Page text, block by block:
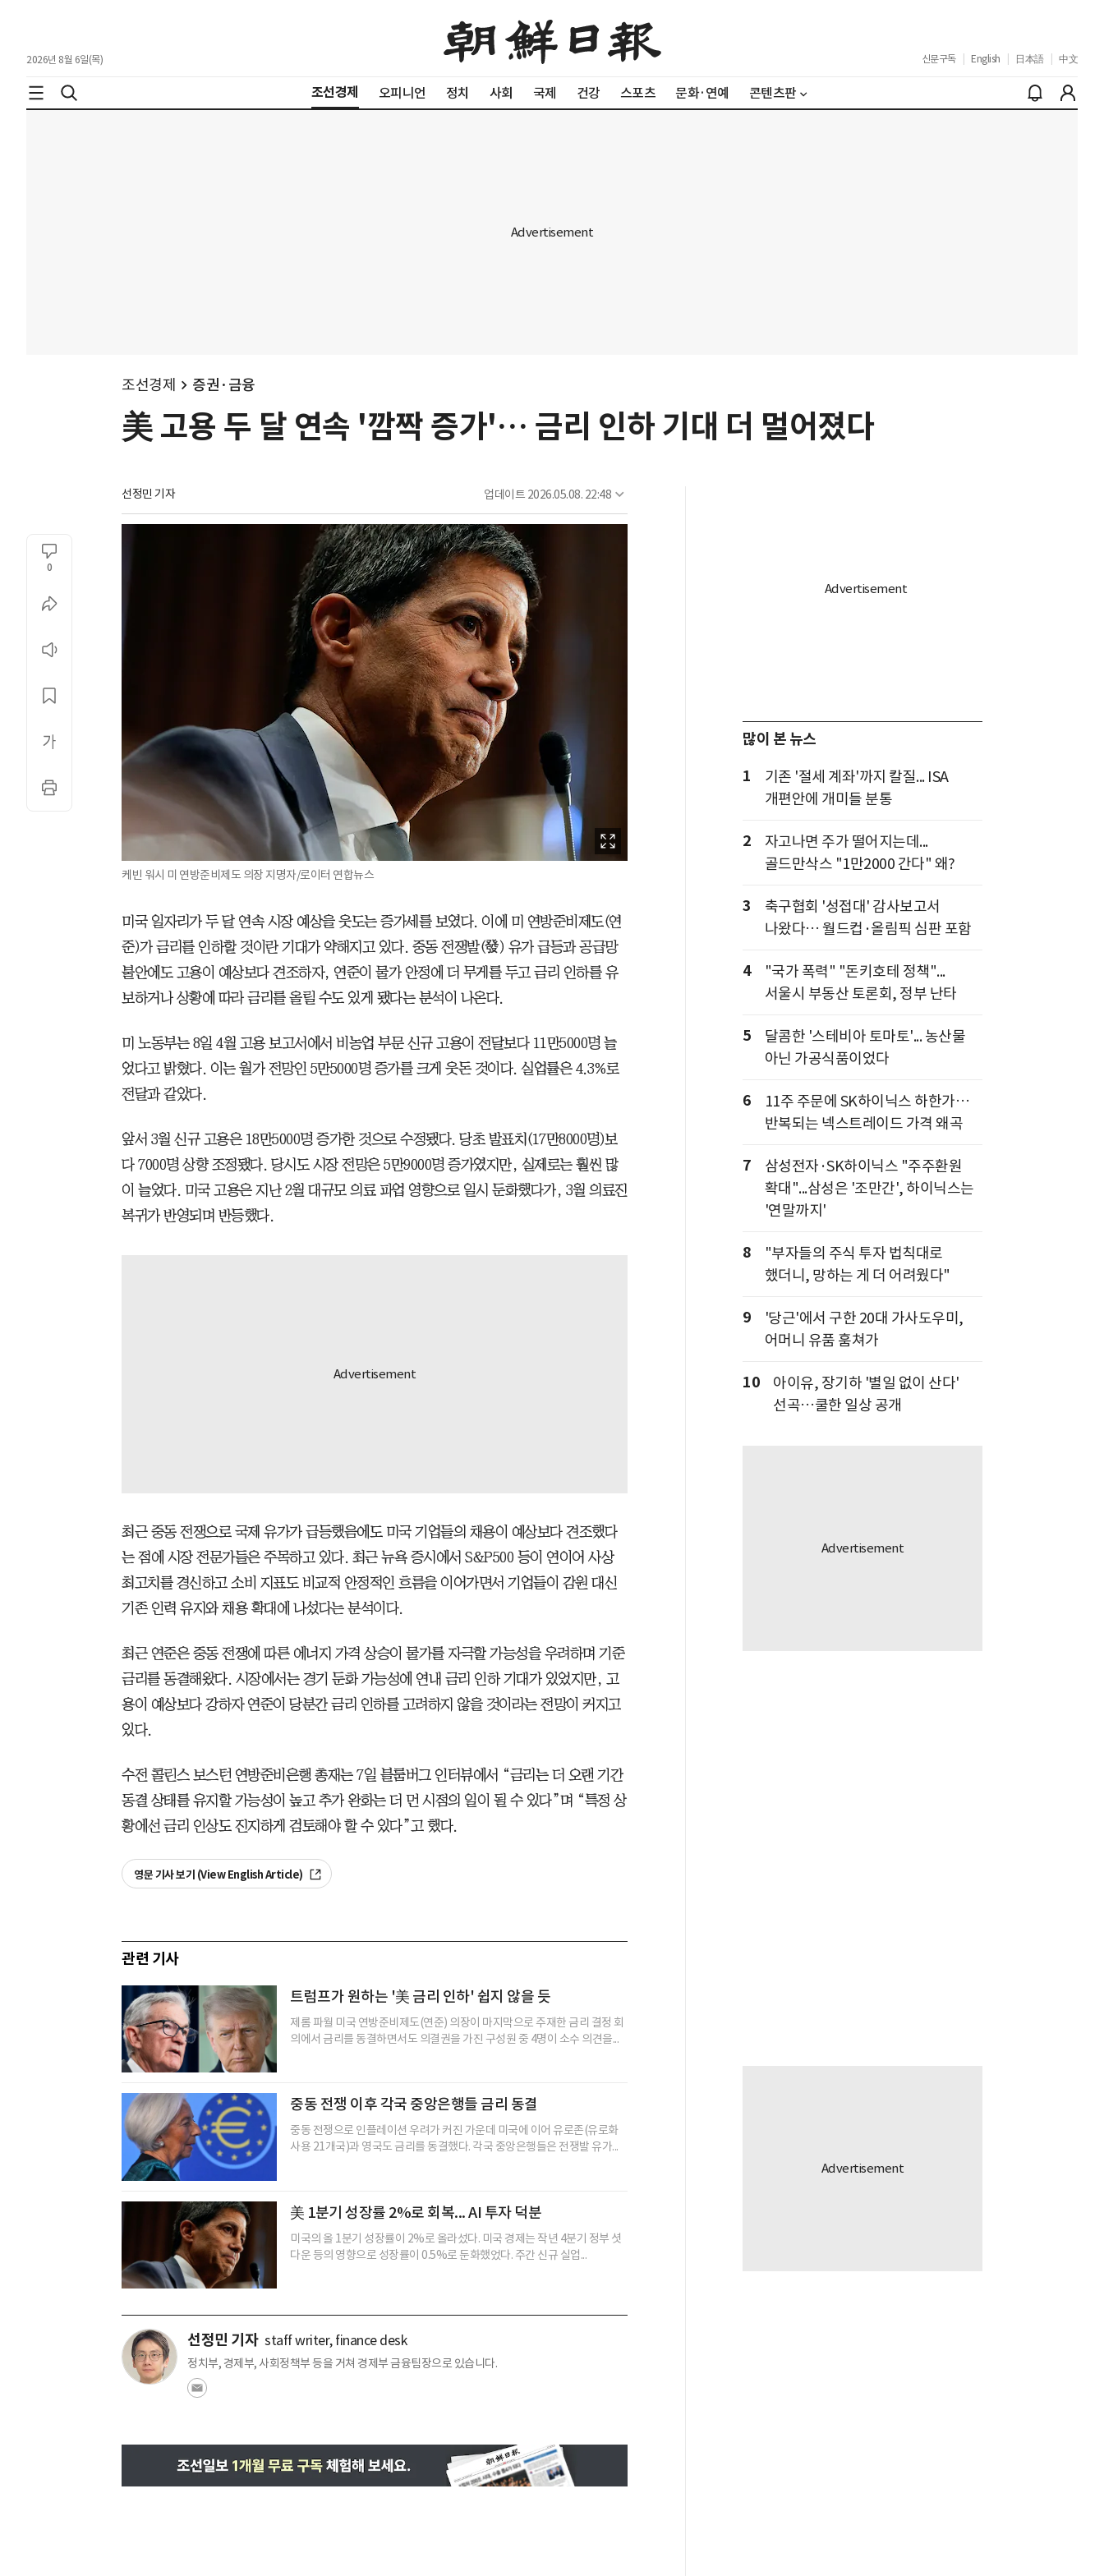
2026년 8월 6일(목) 신문구독 English 日本語 中文
조선경제 오피니언 정치 사회 국제 건강 스포츠 문화·연예 콘텐츠판
조선경제 증권·금융
美 고용 두 달 연속 '깜짝 증가'… 금리 인하 기대 더 멀어졌다
선정민 기자 업데이트 2026.05.08. 22:48
0
케빈 워시 미 연방준비제도 의장 지명자/로이터 연합뉴스
미국 일자리가 두 달 연속 시장 예상을 웃도는 증가세를 보였다. 이에 미 연방준비제도(연
준)가 금리를 인하할 것이란 기대가 약해지고 있다. 중동 전쟁발(發) 유가 급등과 공급망
불안에도 고용이 예상보다 견조하자, 연준이 물가 안정에 더 무게를 두고 금리 인하를 유
보하거나 상황에 따라 금리를 올릴 수도 있게 됐다는 분석이 나온다.
미 노동부는 8일 4월 고용 보고서에서 비농업 부문 신규 고용이 전달보다 11만5000명 늘
었다고 밝혔다. 이는 월가 전망인 5만5000명 증가를 크게 웃돈 것이다. 실업률은 4.3%로
전달과 같았다.
앞서 3월 신규 고용은 18만5000명 증가한 것으로 수정됐다. 당초 발표치(17만8000명)보
다 7000명 상향 조정됐다. 당시도 시장 전망은 5만9000명 증가였지만, 실제로는 훨씬 많
이 늘었다. 미국 고용은 지난 2월 대규모 의료 파업 영향으로 일시 둔화했다가, 3월 의료진
복귀가 반영되며 반등했다.
최근 중동 전쟁으로 국제 유가가 급등했음에도 미국 기업들의 채용이 예상보다 견조했다
는 점에 시장 전문가들은 주목하고 있다. 최근 뉴욕 증시에서 S&P500 등이 연이어 사상
최고치를 경신하고 소비 지표도 비교적 안정적인 흐름을 이어가면서 기업들이 감원 대신
기존 인력 유지와 채용 확대에 나섰다는 분석이다.
최근 연준은 중동 전쟁에 따른 에너지 가격 상승이 물가를 자극할 가능성을 우려하며 기준
금리를 동결해왔다. 시장에서는 경기 둔화 가능성에 연내 금리 인하 기대가 있었지만, 고
용이 예상보다 강하자 연준이 당분간 금리 인하를 고려하지 않을 것이라는 전망이 커지고
있다.
수전 콜린스 보스턴 연방준비은행 총재는 7일 블룸버그 인터뷰에서 “금리는 더 오랜 기간
동결 상태를 유지할 가능성이 높고 추가 완화는 더 먼 시점의 일이 될 수 있다”며 “특정 상
황에선 금리 인상도 진지하게 검토해야 할 수 있다”고 했다.
영문 기사 보기 (View English Article)
관련 기사
트럼프가 원하는 '美 금리 인하' 쉽지 않을 듯
제롬 파월 미국 연방준비제도(연준) 의장이 마지막으로 주재한 금리 결정 회
의에서 금리를 동결하면서도 의결권을 가진 구성원 중 4명이 소수 의견을...
중동 전쟁 이후 각국 중앙은행들 금리 동결
중동 전쟁으로 인플레이션 우려가 커진 가운데 미국에 이어 유로존(유로화
사용 21개국)과 영국도 금리를 동결했다. 각국 중앙은행들은 전쟁발 유가...
美 1분기 성장률 2%로 회복... AI 투자 덕분
미국의 올 1분기 성장률이 2%로 올라섰다. 미국 경제는 작년 4분기 정부 셧
다운 등의 영향으로 성장률이 0.5%로 둔화했었다. 주간 신규 실업...
선정민 기자 staff writer, finance desk
정치부, 경제부, 사회정책부 등을 거쳐 경제부 금융팀장으로 있습니다.
많이 본 뉴스
1
기존 '절세 계좌'까지 칼질... ISA
개편안에 개미들 분통
2
자고나면 주가 떨어지는데...
골드만삭스 "1만2000 간다" 왜?
3
축구협회 '성접대' 감사보고서
나왔다… 월드컵·올림픽 심판 포함
4
"국가 폭력" "돈키호테 정책"...
서울시 부동산 토론회, 정부 난타
5
달콤한 '스테비아 토마토'... 농산물
아닌 가공식품이었다
6
11주 주문에 SK하이닉스 하한가…
반복되는 넥스트레이드 가격 왜곡
7
삼성전자·SK하이닉스 "주주환원
확대"...삼성은 '조만간', 하이닉스는
'연말까지'
8
"부자들의 주식 투자 법칙대로
했더니, 망하는 게 더 어려웠다"
9
'당근'에서 구한 20대 가사도우미,
어머니 유품 훔쳐가
10
아이유, 장기하 '별일 없이 산다'
선곡…쿨한 일상 공개